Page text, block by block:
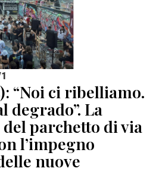
“Noi ci ribelliamo.
degrado”. La
parchetto di via
l’impegno
nuove